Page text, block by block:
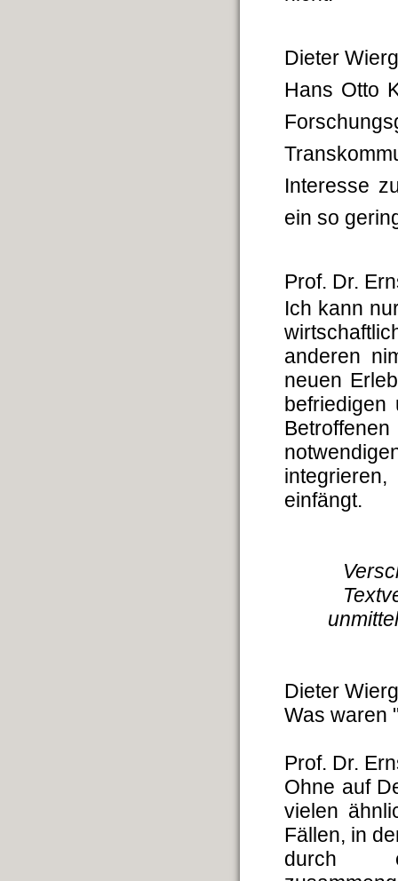
Dieter
Hans Otto
Interesse
ein so
Prof. Dr.
Ich kann
anderen
neuen
einfängt.
Dieter
Was waren
Prof. Dr.
Ohne auf
vielen
Fällen, in
durch